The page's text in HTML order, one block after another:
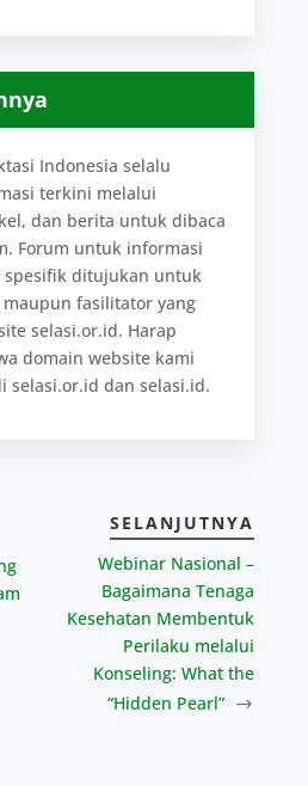
Indonesia selalu
terkini melalui
dan berita untuk dibaca
Forum untuk informasi
ditujukan untuk
fasilitator yang
selasi.or.id. Harap
domain website kami
selasi.or.id dan selasi.id.
SELANJUTNYA
Webinar Nasional –
Bagaimana Tenaga
Kesehatan Membentuk
Perilaku melalui
Konseling: What the
“Hidden Pearl”